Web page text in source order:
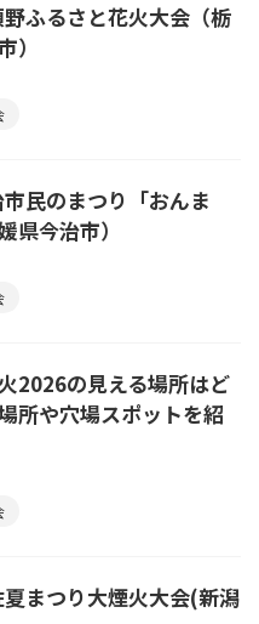
野ふるさと花火大会（栃
）
市民のまつり「おんま
県今治市）
2026の見える場所はど
所や穴場スポットを紹
夏まつり大煙火大会(新潟